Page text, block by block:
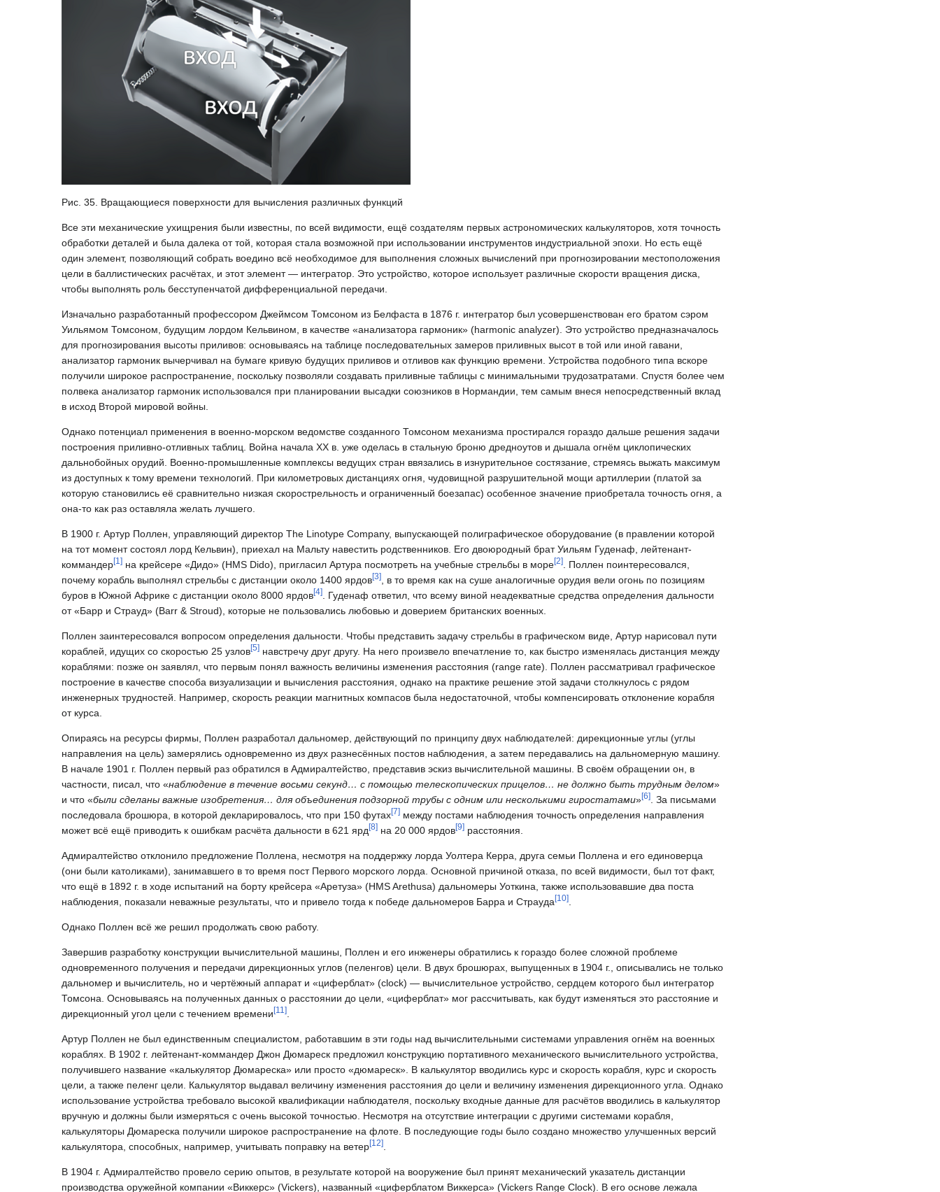
Рис. 35. Вращающиеся поверхности для вычисления различных функций
Все эти механические ухищрения были известны, по всей видимости, ещё создателям первых астрономических калькуляторов, хотя точность
обработки деталей и была далека от той, которая стала возможной при использовании инструментов индустриальной эпохи. Но есть ещё
один элемент, позволяющий собрать воедино всё необходимое для выполнения сложных вычислений при прогнозировании местоположения
цели в баллистических расчётах, и этот элемент — интегратор. Это устройство, которое использует различные скорости вращения диска,
чтобы выполнять роль бесступенчатой дифференциальной передачи.
Изначально разработанный профессором Джеймсом Томсоном из Белфаста в 1876 г. интегратор был усовершенствован его братом сэром
Уильямом Томсоном, будущим лордом Кельвином, в качестве «анализатора гармоник» (harmonic analyzer). Это устройство предназначалось
для прогнозирования высоты приливов: основываясь на таблице последовательных замеров приливных высот в той или иной гавани,
анализатор гармоник вычерчивал на бумаге кривую будущих приливов и отливов как функцию времени. Устройства подобного типа вскоре
получили широкое распространение, поскольку позволяли создавать приливные таблицы с минимальными трудозатратами. Спустя более чем
полвека анализатор гармоник использовался при планировании высадки союзников в Нормандии, тем самым внеся непосредственный вклад
в исход Второй мировой войны.
Однако потенциал применения в военно-морском ведомстве созданного Томсоном механизма простирался гораздо дальше решения задачи
построения приливно-отливных таблиц. Война начала XX в. уже оделась в стальную броню дредноутов и дышала огнём циклопических
дальнобойных орудий. Военно-промышленные комплексы ведущих стран ввязались в изнурительное состязание, стремясь выжать максимум
из доступных к тому времени технологий. При километровых дистанциях огня, чудовищной разрушительной мощи артиллерии (платой за
которую становились её сравнительно низкая скорострельность и ограниченный боезапас) особенное значение приобретала точность огня, а
она-то как раз оставляла желать лучшего.
В 1900 г. Артур Поллен, управляющий директор The Linotype Company, выпускающей полиграфическое оборудование (в правлении которой
на тот момент состоял лорд Кельвин), приехал на Мальту навестить родственников. Его двоюродный брат Уильям Гуденаф, лейтенант-
коммандер[1 ] на крейсере «Дидо» (HMS Dido), пригласил Артура посмотреть на учебные стрельбы в море[2]
. Поллен поинтересовался,
почему корабль выполнял стрельбы с дистанции около 1400 ярдов[3]
, в то время как на суше аналогичные орудия вели огонь по позициям
буров в Южной Африке с дистанции около 8000 ярдов[4]
. Гуденаф ответил, что всему виной неадекватные средства определения дальности
от «Барр и Страуд» (Barr & Stroud), которые не пользовались любовью и доверием британских военных.
Поллен заинтересовался вопросом определения дальности. Чтобы представить задачу стрельбы в графическом виде, Артур нарисовал пути
кораблей, идущих со скоростью 25 узлов[5] навстречу друг другу. На него произвело впечатление то, как быстро изменялась дистанция между
кораблями: позже он заявлял, что первым понял важность величины изменения расстояния (range rate). Поллен рассматривал графическое
построение в качестве способа визуализации и вычисления расстояния, однако на практике решение этой задачи столкнулось с рядом
инженерных трудностей. Например, скорость реакции магнитных компасов была недостаточной, чтобы компенсировать отклонение корабля
от курса.
Опираясь на ресурсы фирмы, Поллен разработал дальномер, действующий по принципу двух наблюдателей: дирекционные углы (углы
направления на цель) замерялись одновременно из двух разнесённых постов наблюдения, а затем передавались на дальномерную машину.
В начале 1901 г. Поллен первый раз обратился в Адмиралтейство, представив эскиз вычислительной машины. В своём обращении он, в
частности, писал, что «наблюдение в течение восьми секунд… с помощью телескопических прицелов… не должно быть трудным делом»
и что «были сделаны важные изобретения… для объединения подзорной трубы с одним или несколькими гиростатами»[6]
. За письмами
последовала брошюра, в которой декларировалось, что при 150 футах[7] между постами наблюдения точность определения направления
может всё ещё приводить к ошибкам расчёта дальности в 621 ярд [8] на 20 000 ярдов[9] расстояния.
Адмиралтейство отклонило предложение Поллена, несмотря на поддержку лорда Уолтера Керра, друга семьи Поллена и его единоверца
(они были католиками), занимавшего в то время пост Первого морского лорда. Основной причиной отказа, по всей видимости, был тот факт,
что ещё в 1892 г. в ходе испытаний на борту крейсера «Аретуза» (HMS Arethusa) дальномеры Уоткина, также использовавшие два поста
наблюдения, показали неважные результаты, что и привело тогда к победе дальномеров Барра и Страуда [10]
Однако Поллен всё же решил продолжать свою работу.
Завершив разработку конструкции вычислительной машины, Поллен и его инженеры обратились к гораздо более сложной проблеме
одновременного получения и передачи дирекционных углов (пеленгов) цели. В двух брошюрах, выпущенных в 1904 г., описывались не только
дальномер и вычислитель, но и чертёжный аппарат и «циферблат» (clock) — вычислительное устройство, сердцем которого был интегратор
Томсона. Основываясь на полученных данных о расстоянии до цели, «циферблат» мог рассчитывать, как будут изменяться это расстояние и
дирекционный угол цели с течением времени [11 ]
Артур Поллен не был единственным специалистом, работавшим в эти годы над вычислительными системами управления огнём на военных
кораблях. В 1902 г. лейтенант-коммандер Джон Дюмареск предложил конструкцию портативного механического вычислительного устройства,
получившего название «калькулятор Дюмареска» или просто «дюмареск». В калькулятор вводились курс и скорость корабля, курс и скорость
цели, а также пеленг цели. Калькулятор выдавал величину изменения расстояния до цели и величину изменения дирекционного угла. Однако
использование устройства требовало высокой квалификации наблюдателя, поскольку входные данные для расчётов вводились в калькулятор
вручную и должны были измеряться с очень высокой точностью. Несмотря на отсутствие интеграции с другими системами корабля,
калькуляторы Дюмареска получили широкое распространение на флоте. В последующие годы было создано множество улучшенных версий
калькулятора, способных, например, учитывать поправку на ветер[12]
В 1904 г. Адмиралтейство провело серию опытов, в результате которой на вооружение был принят механический указатель дистанции
производства оружейной компании «Виккерс» (Vickers), названный «циферблатом Виккерса» (Vickers Range Clock). В его основе лежала